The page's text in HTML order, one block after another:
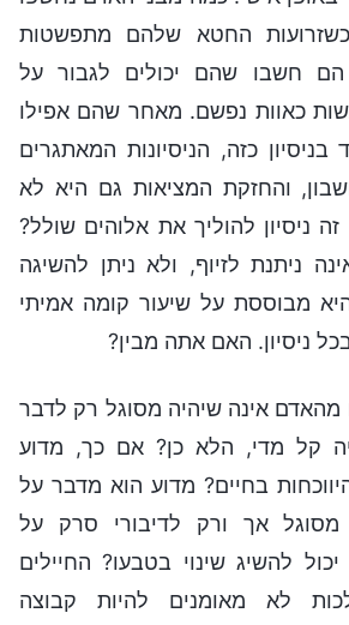
כשזרועות החטא שלהם מתפשטות
הם חשבו שהם יכולים לגבור על
כאוות נפשם. מאחר שהם אפילו
כזה, הניסיונות המאתגרים
והחזקת המציאות גם היא לא
ניסיון להוליך את אלוהים שולל?
ניתנת לזיוף, ולא ניתן להשיגה
מבוססת על שיעור קומה אמיתי
ניסיון. האם אתה מבין?
מהאדם אינה שיהיה מסוגל רק לדבר
קל מדי, הלא כן? אם כך, מדוע
בחיים? מדוע הוא מדבר על
אך ורק לדיבורי סרק על
להשיג שינוי בטבעו? החיילים
לא מאומנים להיות קבוצה